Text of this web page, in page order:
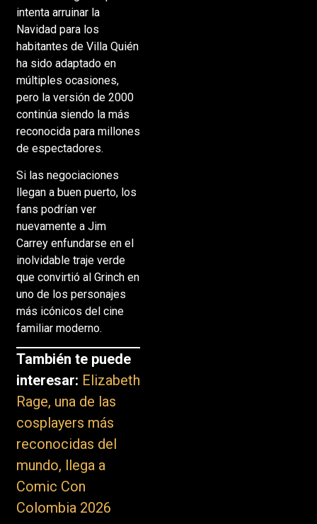
intenta arruinar la
Navidad para los
habitantes de Villa Quién
ha sido adaptado en
múltiples ocasiones,
pero la versión de 2000
continúa siendo la más
reconocida para millones
de espectadores.
Si las negociaciones
llegan a buen puerto, los
fans podrían ver
nuevamente a Jim
Carrey enfundarse en el
inolvidable traje verde
que convirtió al Grinch en
uno de los personajes
más icónicos del cine
familiar moderno.
También te puede
interesar: Elizabeth
Rage, una de las
cosplayers más
reconocidas del
mundo, llega a
Comic Con
Colombia 2026